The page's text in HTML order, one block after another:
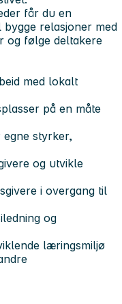
får du en
relasjoner med
og følge deltakere
med lokalt
på en måte
egne styrker,
og utvikle
i overgang til
og
læringsmiljø